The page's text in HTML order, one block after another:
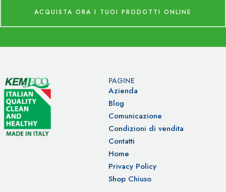
ACQUISTA ORA I TUOI PRODOTTI ONLINE
PAGINE
Azienda
Blog
Comunicazione
Condizioni di vendita
Contatti
Home
Privacy Policy
Shop Chiuso